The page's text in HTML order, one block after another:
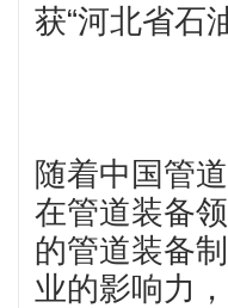
获“河北省石
随着中国管
在管道装备
的管道装备
业的影响力